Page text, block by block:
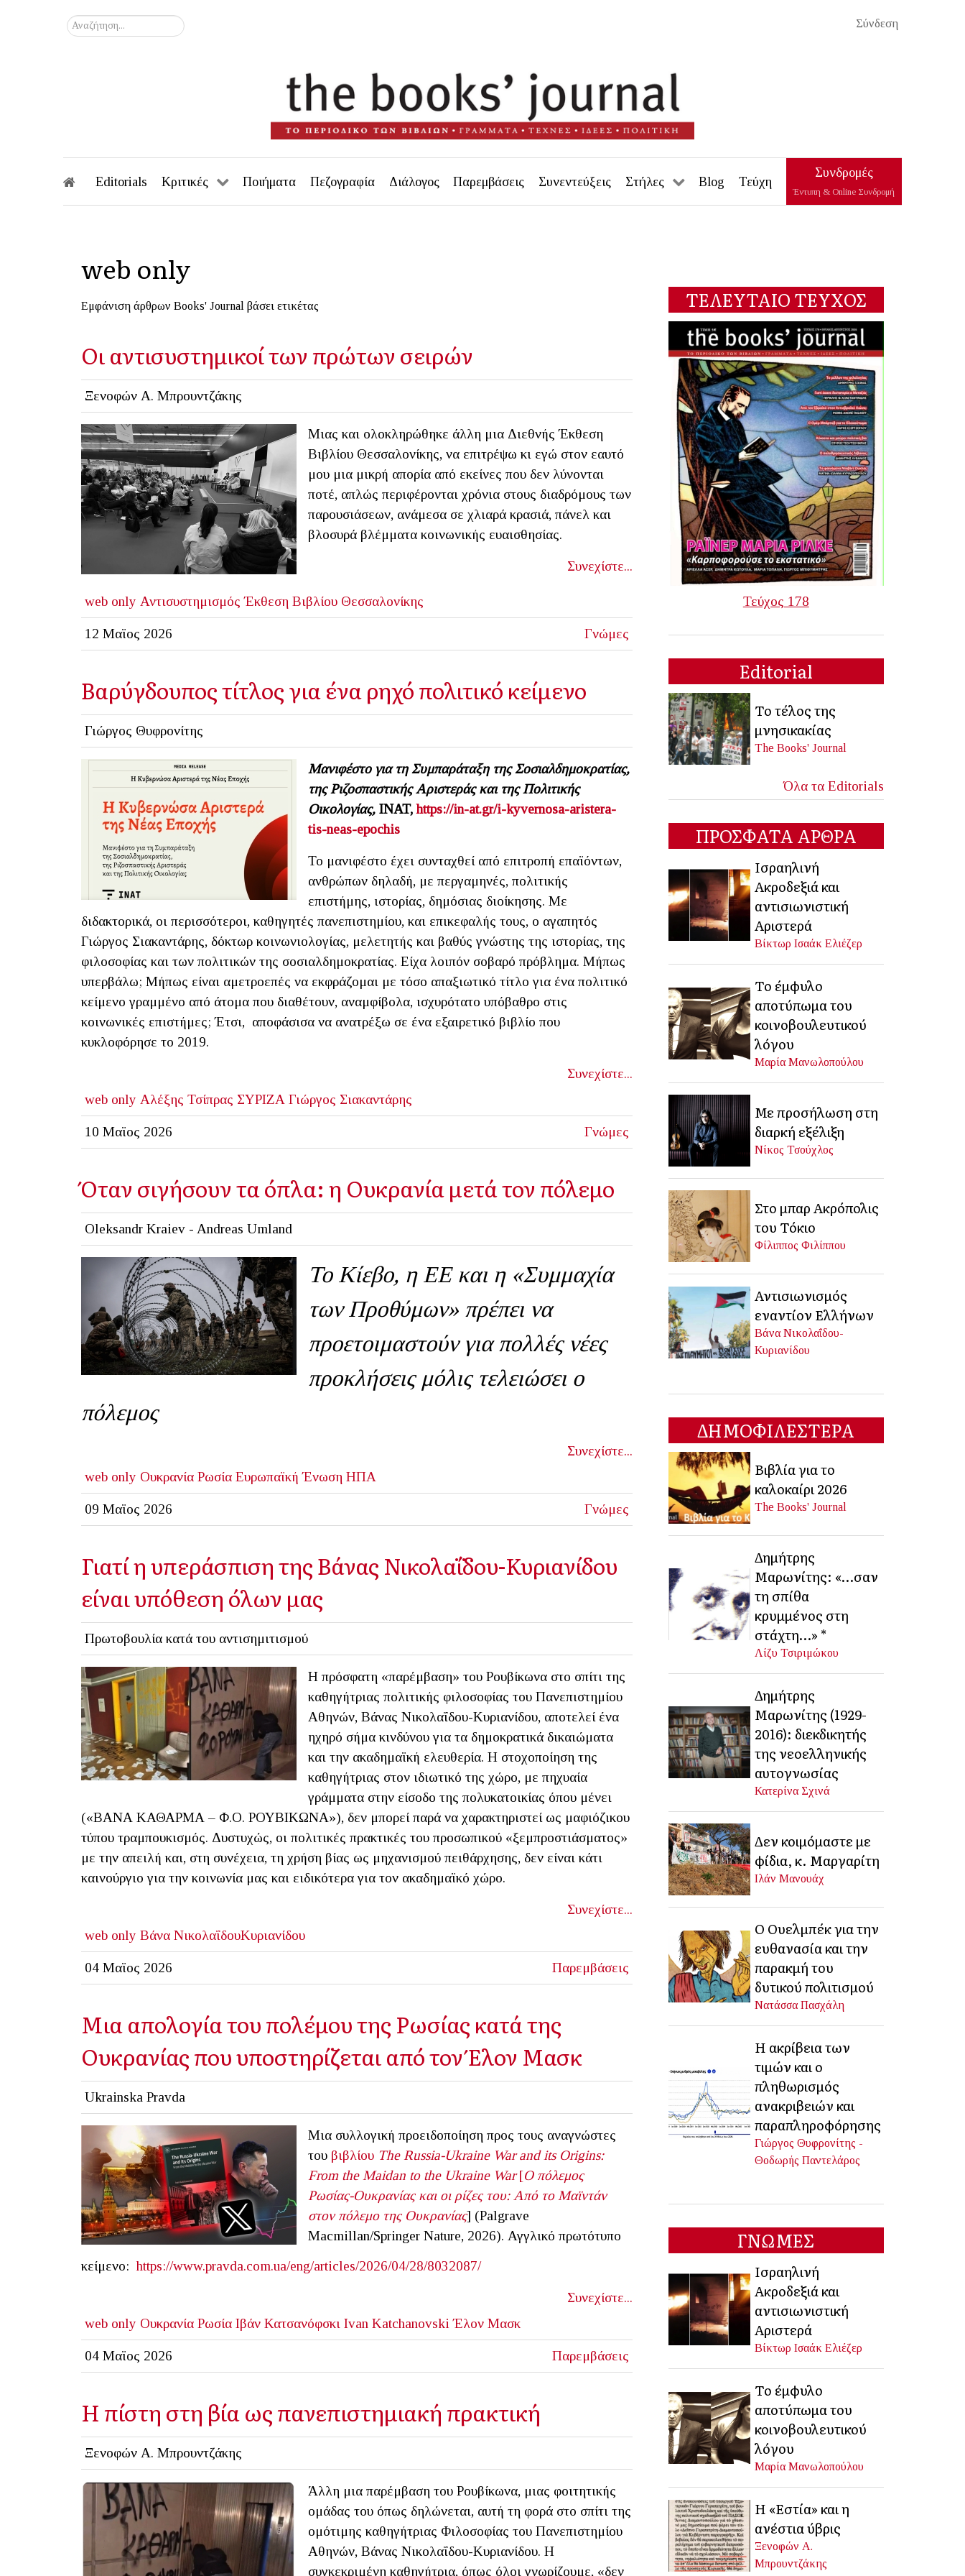
Σύνδεση
Αναζήτηση...
Editorials Κριτικές Ποιήματα Πεζογραφία Διάλογος Παρεμβάσεις Συνεντεύξεις Στήλες Blog Τεύχη
Συνδρομές
Έντυπη & Online Συνδρομή
web only
Εμφάνιση άρθρων Books' Journal βάσει ετικέτας
Οι αντισυστημικοί των πρώτων σειρών
Ξενοφών Α. Μπρουντζάκης
Μιας και ολοκληρώθηκε άλλη μια Διεθνής Έκθεση
Βιβλίου Θεσσαλονίκης, να επιτρέψω κι εγώ στον εαυτό
μου μια μικρή απορία από εκείνες που δεν λύνονται
ποτέ, απλώς περιφέρονται χρόνια στους διαδρόμους των
παρουσιάσεων, ανάμεσα σε χλιαρά κρασιά, πάνελ και
βλοσυρά βλέμματα κοινωνικής ευαισθησίας.
Συνεχίστε...
web only Αντισυστημισμός Έκθεση Βιβλίου Θεσσαλονίκης
12 Μαϊος 2026 Γνώμες
Βαρύγδουπος τίτλος για ένα ρηχό πολιτικό κείμενο
Γιώργος Θυφρονίτης
Μανιφέστο για τη Συμπαράταξη της Σοσιαλδημοκρατίας,
της Ριζοσπαστικής Αριστεράς και της Πολιτικής
Οικολογίας, INAT,https://in-at.gr/i-kyvernosa-aristera-
tis-neas-epochis
Το μανιφέστο έχει συνταχθεί από επιτροπή επαϊόντων,
ανθρώπων δηλαδή, με περγαμηνές, πολιτικής
επιστήμης, ιστορίας, δημόσιας διοίκησης. Με
διδακτορικά, οι περισσότεροι, καθηγητές πανεπιστημίου, και επικεφαλής τους, ο αγαπητός
Γιώργος Σιακαντάρης, δόκτωρ κοινωνιολογίας, μελετητής και βαθύς γνώστης της ιστορίας, της
φιλοσοφίας και των πολιτικών της σοσιαλδημοκρατίας. Είχα λοιπόν σοβαρό πρόβλημα. Μήπως
υπερβάλω; Μήπως είναι αμετροεπές να εκφράζομαι με τόσο απαξιωτικό τίτλο για ένα πολιτικό
κείμενο γραμμένο από άτομα που διαθέτουν, αναμφίβολα, ισχυρότατο υπόβαθρο στις
κοινωνικές επιστήμες; Έτσι, αποφάσισα να ανατρέξω σε ένα εξαιρετικό βιβλίο που
κυκλοφόρησε το 2019.
Συνεχίστε...
web only Αλέξης Τσίπρας ΣΥΡΙΖΑ Γιώργος Σιακαντάρης
10 Μαϊος 2026 Γνώμες
Όταν σιγήσουν τα όπλα: η Ουκρανία μετά τον πόλεμο
Oleksandr Kraiev - Andreas Umland
Το Κίεβο, η ΕΕ και η «Συμμαχία
των Προθύμων» πρέπει να
προετοιμαστούν για πολλές νέες
προκλήσεις μόλις τελειώσει ο
πόλεμος
Συνεχίστε...
web only Ουκρανία Ρωσία Ευρωπαϊκή Ένωση ΗΠΑ
09 Μαϊος 2026 Γνώμες
Γιατί η υπεράσπιση της Βάνας Νικολαΐδου-Κυριανίδου
είναι υπόθεση όλων μας
Πρωτοβουλία κατά του αντισημιτισμού
Η πρόσφατη «παρέμβαση» του Ρουβίκωνα στο σπίτι της
καθηγήτριας πολιτικής φιλοσοφίας του Πανεπιστημίου
Αθηνών, Βάνας Νικολαΐδου-Κυριανίδου, αποτελεί ένα
ηχηρό σήμα κινδύνου για τα δημοκρατικά δικαιώματα
και την ακαδημαϊκή ελευθερία. Η στοχοποίηση της
καθηγήτριας στον ιδιωτικό της χώρο, με πηχυαία
γράμματα στην είσοδο της πολυκατοικίας όπου μένει
(«ΒΑΝΑ ΚΑΘΑΡΜΑ – Φ.Ο. ΡΟΥΒΙΚΩΝΑ»), δεν μπορεί παρά να χαρακτηριστεί ως μαφιόζικου
τύπου τραμπουκισμός. Δυστυχώς, οι πολιτικές πρακτικές του προσωπικού «ξεμπροστιάσματος»
με την απειλή και, στη συνέχεια, τη χρήση βίας ως μηχανισμού πειθάρχησης, δεν είναι κάτι
καινούργιο για την κοινωνία μας και ειδικότερα για τον ακαδημαϊκό χώρο.
Συνεχίστε...
web only Βάνα ΝικολαΐδουΚυριανίδου
04 Μαϊος 2026 Παρεμβάσεις
Μια απολογία του πολέμου της Ρωσίας κατά της
Ουκρανίας που υποστηρίζεται από τον Έλον Μασκ
Ukrainska Pravda
Μια συλλογική προειδοποίηση προς τους αναγνώστες
του βιβλίου The Russia-Ukraine War and its Origins:
From the Maidan to the Ukraine War[Ο πόλεμος
Ρωσίας-Ουκρανίας και οι ρίζες του: Από το Μαϊντάν
στον πόλεμο της Ουκρανίας] (Palgrave
Macmillan/Springer Nature, 2026). Αγγλικό πρωτότυπο
κείμενο:https://www.pravda.com.ua/eng/articles/2026/04/28/8032087/
Συνεχίστε...
web only Ουκρανία Ρωσία Ιβάν Κατσανόφσκι Ivan Katchanovski Έλον Μασκ
04 Μαϊος 2026 Παρεμβάσεις
Η πίστη στη βία ως πανεπιστημιακή πρακτική
Ξενοφών Α. Μπρουντζάκης
Άλλη μια παρέμβαση του Ρουβίκωνα, μιας φοιτητικής
ομάδας του όπως δηλώνεται, αυτή τη φορά στο σπίτι της
ομότιμης καθηγήτριας Φιλοσοφίας του Πανεπιστημίου
Αθηνών, Βάνας Νικολαΐδου-Κυριανίδου. Η
συγκεκριμένη καθηγήτρια, όπως όλοι γνωρίζουμε, «δεν
ΤΕΛΕΥΤΑΙΟ ΤΕΥΧΟΣ
Τεύχος 178
Editorial
Το τέλος της
μνησικακίας
The Books' Journal
Όλα τα Editorials
ΠΡΟΣΦΑΤΑ ΑΡΘΡΑ
Ισραηλινή
Ακροδεξιά και
αντισιωνιστική
Αριστερά
Βίκτωρ Ισαάκ Ελιέζερ
Το έμφυλο
αποτύπωμα του
κοινοβουλευτικού
λόγου
Μαρία Μανωλοπούλου
Με προσήλωση στη
διαρκή εξέλιξη
Νίκος Τσούχλος
Στο μπαρ Ακρόπολις
του Τόκιο
Φίλιππος Φιλίππου
Αντισιωνισμός
εναντίον Ελλήνων
Βάνα Νικολαΐδου-
Κυριανίδου
ΔΗΜΟΦΙΛΕΣΤΕΡΑ
Βιβλία για το
καλοκαίρι 2026
The Books' Journal
Δημήτρης
Μαρωνίτης: «…σαν
τη σπίθα
κρυμμένος στη
στάχτη…» *
Λίζυ Τσιριμώκου
Δημήτρης
Μαρωνίτης (1929-
2016): διεκδικητής
της νεοελληνικής
αυτογνωσίας
Κατερίνα Σχινά
Δεν κοιμόμαστε με
φίδια, κ. Μαργαρίτη
Ιλάν Μανουάχ
Ο Ουελμπέκ για την
ευθανασία και την
παρακμή του
δυτικού πολιτισμού
Νατάσσα Πασχάλη
Η ακρίβεια των
τιμών και ο
πληθωρισμός
ανακριβειών και
παραπληροφόρησης
Γιώργος Θυφρονίτης -
Θοδωρής Παντελάρος
ΓΝΩΜΕΣ
Ισραηλινή
Ακροδεξιά και
αντισιωνιστική
Αριστερά
Βίκτωρ Ισαάκ Ελιέζερ
Το έμφυλο
αποτύπωμα του
κοινοβουλευτικού
λόγου
Μαρία Μανωλοπούλου
Η «Εστία» και η
ανέστια ύβρις
Ξενοφών Α.
Μπρουντζάκης